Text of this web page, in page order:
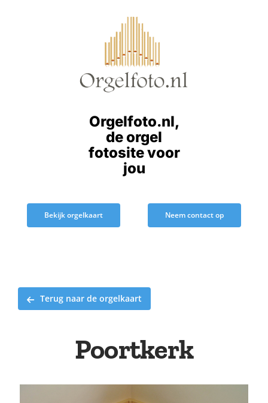
Orgelfoto.nl,
de orgel
fotosite voor
jou
Bekijk orgelkaart Neem contact op
Terug naar de orgelkaart
Poortkerk